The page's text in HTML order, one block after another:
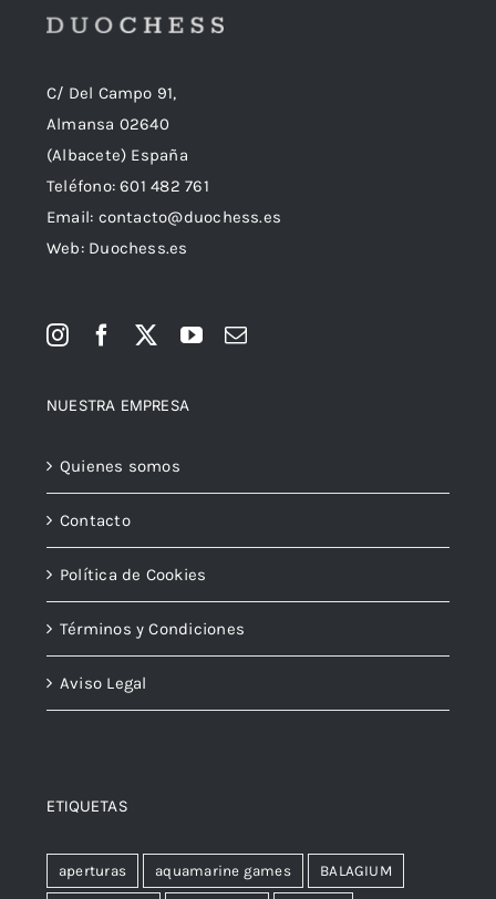
C/ Del Campo 91,
Almansa 02640
(Albacete) España
Teléfono:
Email:
contacto@duochess.es
Web: Duochess.es
Quienes somos
Política de Cookies
Términos y Condiciones
Aviso Legal
aperturas aquamarine games BALAGIUM